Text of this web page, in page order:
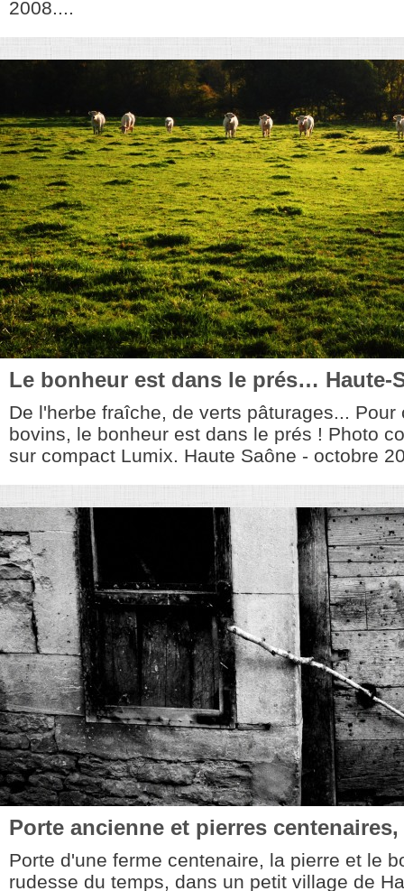
2008....
Le bonheur est dans le prés… Haute-
De l'herbe fraîche, de verts pâturages...
bovins, le bonheur est dans le prés ! Photo
sur compact Lumix. Haute Saône - octobre
Porte ancienne et pierres centenaires,
Porte d'une ferme centenaire, la pierre et le
rudesse du temps, dans un petit village de